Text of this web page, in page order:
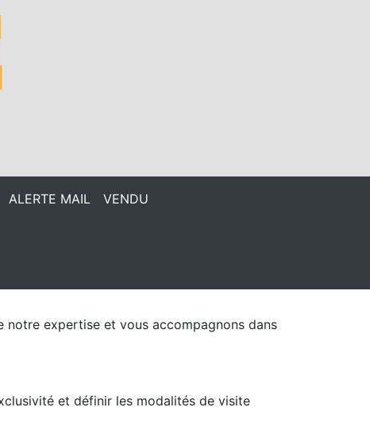
ALERTE MAIL VENDU
expertise et vous accompagnons dans
et définir les modalités de visite